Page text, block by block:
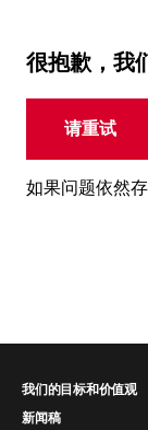
很抱歉，我
请重试
如果问题依然
我们的目标和价值观
新闻稿